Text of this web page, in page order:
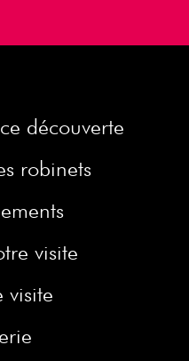
découverte
robinets
visite
visite